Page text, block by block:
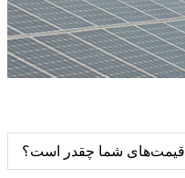
قیمت‌های شما چقدر است؟